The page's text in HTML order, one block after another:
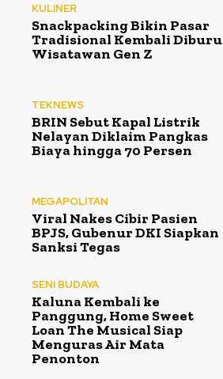
KULINER
Snackpacking Bikin Pasar
Tradisional Kembali Diburu
Wisatawan Gen Z
TEKNEWS
BRIN Sebut Kapal Listrik
Nelayan Diklaim Pangkas
Biaya hingga 70 Persen
MEGAPOLITAN
Viral Nakes Cibir Pasien
BPJS, Gubenur DKI Siapkan
Sanksi Tegas
SENI BUDAYA
Kaluna Kembali ke
Panggung, Home Sweet
Loan The Musical Siap
Menguras Air Mata
Penonton